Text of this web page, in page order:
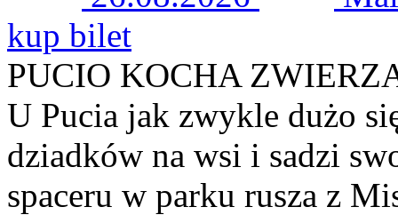
kup bilet
PUCIO KOCHA
U Pucia jak zwykle dużo
dziadków na wsi i sadzi
spaceru w parku rusza z